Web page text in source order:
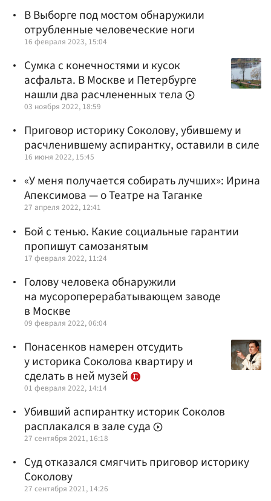
В Выборге под мостом обнаружили
отрубленные человеческие ноги
16 февраля 2023, 15:04
Сумка с конечностями и кусок
асфальта. В Москве и Петербурге
нашли два расчлененных тела
03 ноября 2022, 18:59
Приговор историку Соколову, убившему и
расчленившему аспирантку, оставили в силе
16 июня 2022, 15:45
«У меня получается собирать лучших»: Ирина
Апексимова — о Театре на Таганке
27 апреля 2022, 12:41
Бой с тенью. Какие социальные гарантии
пропишут самозанятым
17 февраля 2022, 11:24
Голову человека обнаружили
на мусороперерабатывающем заводе
в Москве
09 февраля 2022, 06:04
Понасенков намерен отсудить
у историка Соколова квартиру и
сделать в ней музей
01 февраля 2022, 14:14
Убивший аспирантку историк Соколов
расплакался в зале суда
27 сентября 2021, 16:18
Суд отказался смягчить приговор историку
Соколову
27 сентября 2021, 14:26